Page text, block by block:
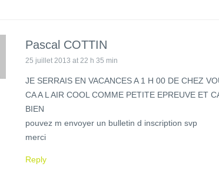
Pascal COTTIN
25 juillet 2013 at 22 h 35 min
JE SERRAIS EN VACANCES A 1 H 00 DE CHEZ
CA A L AIR COOL COMME PETITE EPREUVE ET
BIEN
pouvez m envoyer un bulletin d inscription svp
merci
Reply